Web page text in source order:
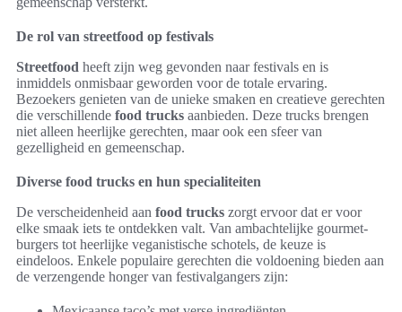
De rol van streetfood op festivals
Streetfood heeft zijn weg gevonden naar festivals en is
inmiddels onmisbaar geworden voor de totale ervaring.
Bezoekers genieten van de unieke smaken en creatieve gerechten
die verschillende food trucks aanbieden. Deze trucks brengen
niet alleen heerlijke gerechten, maar ook een sfeer van
gezelligheid en gemeenschap.
Diverse food trucks en hun specialiteiten
De verscheidenheid aan food trucks zorgt ervoor dat er voor
elke smaak iets te ontdekken valt. Van ambachtelijke gourmet-
burgers tot heerlijke veganistische schotels, de keuze is
eindeloos. Enkele populaire gerechten die voldoening bieden aan
de verzengende honger van festivalgangers zijn: